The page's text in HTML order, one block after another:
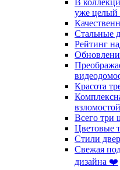
В
уже целый
Стальные
Рейтинг
Красота
Всего три
Цветовые
Стили
Свежая
дизайна ❤️